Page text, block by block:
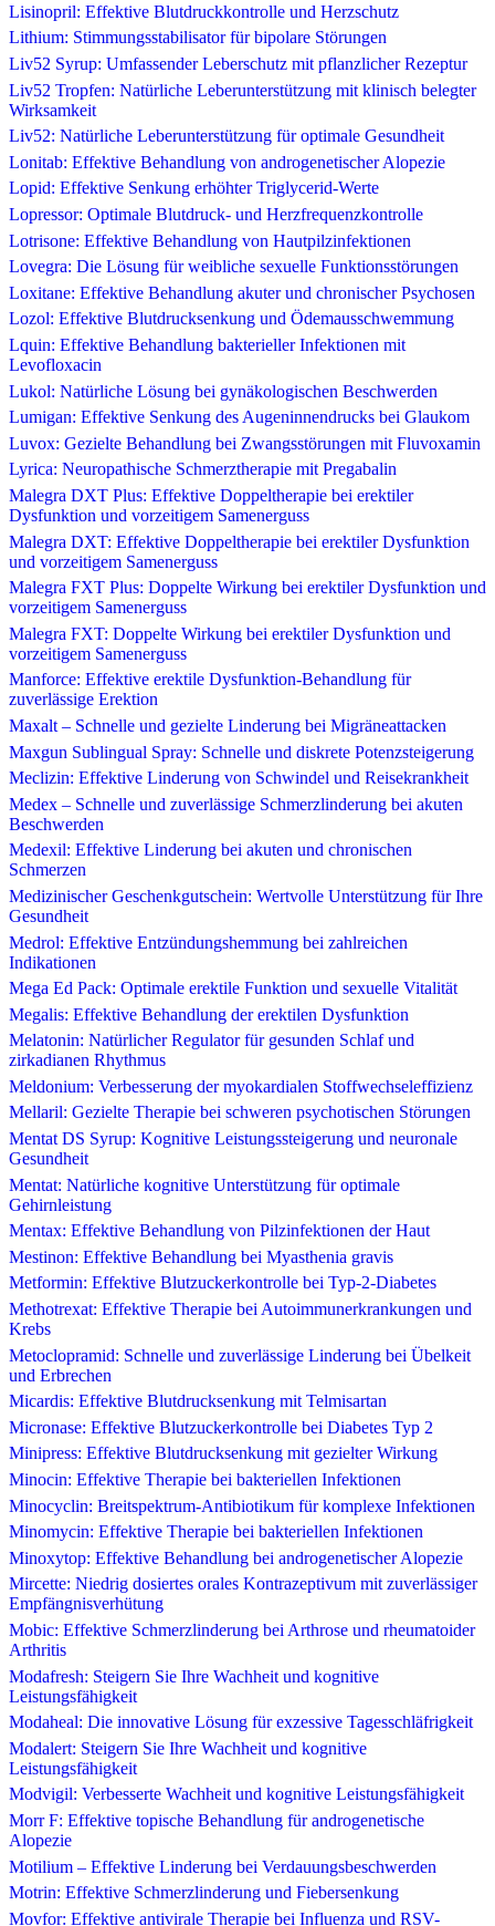
Lisinopril: Effektive Blutdruckkontrolle und Herzschutz
Lithium: Stimmungsstabilisator für bipolare Störungen
Liv52 Syrup: Umfassender Leberschutz mit pflanzlicher Rezeptur
Liv52 Tropfen: Natürliche Leberunterstützung mit klinisch belegter
Wirksamkeit
Liv52: Natürliche Leberunterstützung für optimale Gesundheit
Lonitab: Effektive Behandlung von androgenetischer Alopezie
Lopid: Effektive Senkung erhöhter Triglycerid-Werte
Lopressor: Optimale Blutdruck- und Herzfrequenzkontrolle
Lotrisone: Effektive Behandlung von Hautpilzinfektionen
Lovegra: Die Lösung für weibliche sexuelle Funktionsstörungen
Loxitane: Effektive Behandlung akuter und chronischer Psychosen
Lozol: Effektive Blutdrucksenkung und Ödemausschwemmung
Lquin: Effektive Behandlung bakterieller Infektionen mit
Levofloxacin
Lukol: Natürliche Lösung bei gynäkologischen Beschwerden
Lumigan: Effektive Senkung des Augeninnendrucks bei Glaukom
Luvox: Gezielte Behandlung bei Zwangsstörungen mit Fluvoxamin
Lyrica: Neuropathische Schmerztherapie mit Pregabalin
Malegra DXT Plus: Effektive Doppeltherapie bei erektiler
Dysfunktion und vorzeitigem Samenerguss
Malegra DXT: Effektive Doppeltherapie bei erektiler Dysfunktion
und vorzeitigem Samenerguss
Malegra FXT Plus: Doppelte Wirkung bei erektiler Dysfunktion und
vorzeitigem Samenerguss
Malegra FXT: Doppelte Wirkung bei erektiler Dysfunktion und
vorzeitigem Samenerguss
Manforce: Effektive erektile Dysfunktion-Behandlung für
zuverlässige Erektion
Maxalt – Schnelle und gezielte Linderung bei Migräneattacken
Maxgun Sublingual Spray: Schnelle und diskrete Potenzsteigerung
Meclizin: Effektive Linderung von Schwindel und Reisekrankheit
Medex – Schnelle und zuverlässige Schmerzlinderung bei akuten
Beschwerden
Medexil: Effektive Linderung bei akuten und chronischen
Schmerzen
Medizinischer Geschenkgutschein: Wertvolle Unterstützung für Ihre
Gesundheit
Medrol: Effektive Entzündungshemmung bei zahlreichen
Indikationen
Mega Ed Pack: Optimale erektile Funktion und sexuelle Vitalität
Megalis: Effektive Behandlung der erektilen Dysfunktion
Melatonin: Natürlicher Regulator für gesunden Schlaf und
zirkadianen Rhythmus
Meldonium: Verbesserung der myokardialen Stoffwechseleffizienz
Mellaril: Gezielte Therapie bei schweren psychotischen Störungen
Mentat DS Syrup: Kognitive Leistungssteigerung und neuronale
Gesundheit
Mentat: Natürliche kognitive Unterstützung für optimale
Gehirnleistung
Mentax: Effektive Behandlung von Pilzinfektionen der Haut
Mestinon: Effektive Behandlung bei Myasthenia gravis
Metformin: Effektive Blutzuckerkontrolle bei Typ-2-Diabetes
Methotrexat: Effektive Therapie bei Autoimmunerkrankungen und
Krebs
Metoclopramid: Schnelle und zuverlässige Linderung bei Übelkeit
und Erbrechen
Micardis: Effektive Blutdrucksenkung mit Telmisartan
Micronase: Effektive Blutzuckerkontrolle bei Diabetes Typ 2
Minipress: Effektive Blutdrucksenkung mit gezielter Wirkung
Minocin: Effektive Therapie bei bakteriellen Infektionen
Minocyclin: Breitspektrum-Antibiotikum für komplexe Infektionen
Minomycin: Effektive Therapie bei bakteriellen Infektionen
Minoxytop: Effektive Behandlung bei androgenetischer Alopezie
Mircette: Niedrig dosiertes orales Kontrazeptivum mit zuverlässiger
Empfängnisverhütung
Mobic: Effektive Schmerzlinderung bei Arthrose und rheumatoider
Arthritis
Modafresh: Steigern Sie Ihre Wachheit und kognitive
Leistungsfähigkeit
Modaheal: Die innovative Lösung für exzessive Tagesschläfrigkeit
Modalert: Steigern Sie Ihre Wachheit und kognitive
Leistungsfähigkeit
Modvigil: Verbesserte Wachheit und kognitive Leistungsfähigkeit
Morr F: Effektive topische Behandlung für androgenetische
Alopezie
Motilium – Effektive Linderung bei Verdauungsbeschwerden
Motrin: Effektive Schmerzlinderung und Fiebersenkung
Movfor: Effektive antivirale Therapie bei Influenza und RSV-